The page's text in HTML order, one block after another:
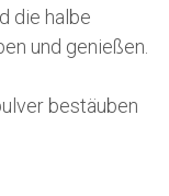
die halbe
und genießen.
bestäuben